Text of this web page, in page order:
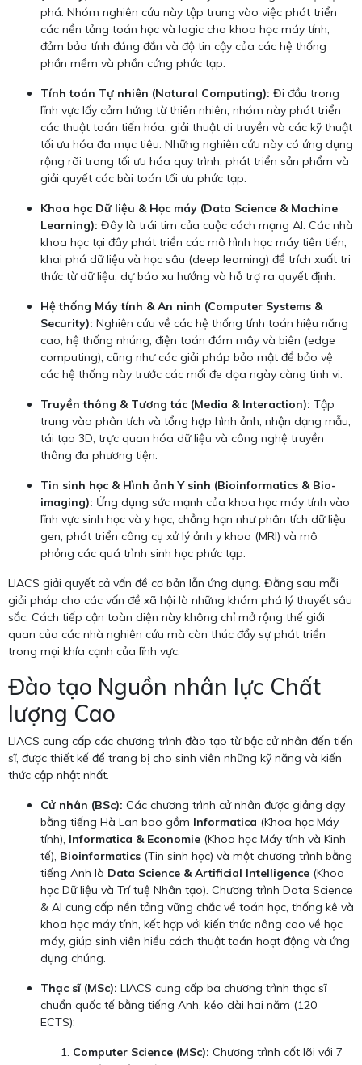
phá. Nhóm nghiên cứu này tập trung vào việc phát triển
các nền tảng toán học và logic cho khoa học máy tính,
đảm bảo tính đúng đắn và độ tin cậy của các hệ thống
phần mềm và phần cứng phức tạp.
Tính toán Tự nhiên (Natural Computing): Đi đầu trong
lĩnh vực lấy cảm hứng từ thiên nhiên, nhóm này phát triển
các thuật toán tiến hóa, giải thuật di truyền và các kỹ thuật
tối ưu hóa đa mục tiêu. Những nghiên cứu này có ứng dụng
rộng rãi trong tối ưu hóa quy trình, phát triển sản phẩm và
giải quyết các bài toán tối ưu phức tạp.
Khoa học Dữ liệu & Học máy (Data Science & Machine
Learning): Đây là trái tim của cuộc cách mạng AI. Các nhà
khoa học tại đây phát triển các mô hình học máy tiên tiến,
khai phá dữ liệu và học sâu (deep learning) để trích xuất tri
thức từ dữ liệu, dự báo xu hướng và hỗ trợ ra quyết định.
Hệ thống Máy tính & An ninh (Computer Systems &
Security): Nghiên cứu về các hệ thống tính toán hiệu năng
cao, hệ thống nhúng, điện toán đám mây và biên (edge
computing), cũng như các giải pháp bảo mật để bảo vệ
các hệ thống này trước các mối đe dọa ngày càng tinh vi.
Truyền thông & Tương tác (Media & Interaction): Tập
trung vào phân tích và tổng hợp hình ảnh, nhận dạng mẫu,
tái tạo 3D, trực quan hóa dữ liệu và công nghệ truyền
thông đa phương tiện.
Tin sinh học & Hình ảnh Y sinh (Bioinformatics & Bio-
imaging): Ứng dụng sức mạnh của khoa học máy tính vào
lĩnh vực sinh học và y học, chẳng hạn như phân tích dữ liệu
gen, phát triển công cụ xử lý ảnh y khoa (MRI) và mô
phỏng các quá trình sinh học phức tạp.
LIACS giải quyết cả vấn đề cơ bản lẫn ứng dụng. Đằng sau mỗi
giải pháp cho các vấn đề xã hội là những khám phá lý thuyết sâu
sắc. Cách tiếp cận toàn diện này không chỉ mở rộng thế giới
quan của các nhà nghiên cứu mà còn thúc đẩy sự phát triển
trong mọi khía cạnh của lĩnh vực.
Đào tạo Nguồn nhân lực Chất
lượng Cao
LIACS cung cấp các chương trình đào tạo từ bậc cử nhân đến tiến
sĩ, được thiết kế để trang bị cho sinh viên những kỹ năng và kiến
thức cập nhật nhất.
Cử nhân (BSc): Các chương trình cử nhân được giảng dạy
bằng tiếng Hà Lan bao gồm Informatica (Khoa học Máy
tính), Informatica & Economie (Khoa học Máy tính và Kinh
tế), Bioinformatics (Tin sinh học) và một chương trình bằng
tiếng Anh là Data Science & Artificial Intelligence (Khoa
học Dữ liệu và Trí tuệ Nhân tạo). Chương trình Data Science
& AI cung cấp nền tảng vững chắc về toán học, thống kê và
khoa học máy tính, kết hợp với kiến thức nâng cao về học
máy, giúp sinh viên hiểu cách thuật toán hoạt động và ứng
dụng chúng.
Thạc sĩ (MSc): LIACS cung cấp ba chương trình thạc sĩ
chuẩn quốc tế bằng tiếng Anh, kéo dài hai năm (120
ECTS):
Computer Science (MSc): Chương trình cốt lõi với 7